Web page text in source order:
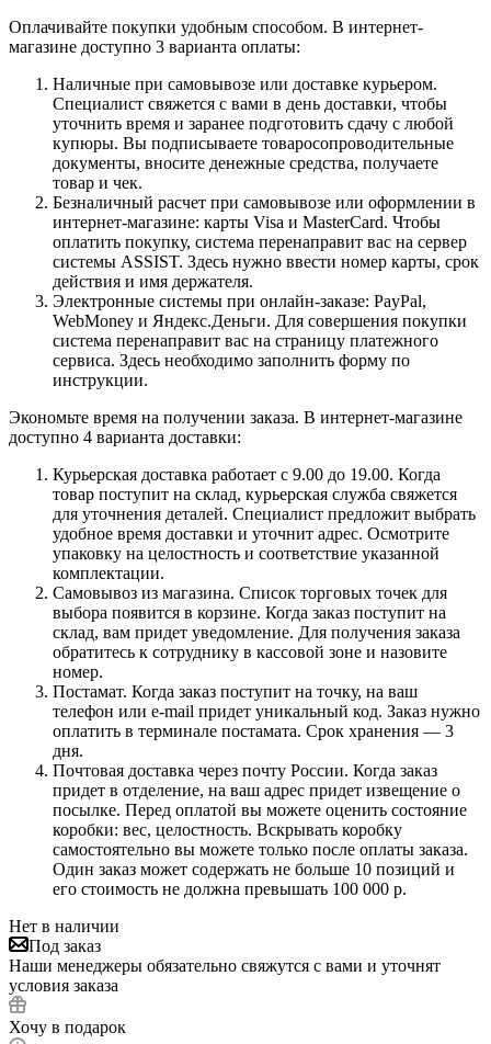
Оплачивайте покупки удобным способом. В интернет-
магазине доступно 3 варианта оплаты:
Наличные при самовывозе или доставке курьером.
Специалист свяжется с вами в день доставки, чтобы
уточнить время и заранее подготовить сдачу с любой
купюры. Вы подписываете товаросопроводительные
документы, вносите денежные средства, получаете
товар и чек.
Безналичный расчет при самовывозе или оформлении в
интернет-магазине: карты Visa и MasterCard. Чтобы
оплатить покупку, система перенаправит вас на сервер
системы ASSIST. Здесь нужно ввести номер карты, срок
действия и имя держателя.
Электронные системы при онлайн-заказе: PayPal,
WebMoney и Яндекс.Деньги. Для совершения покупки
система перенаправит вас на страницу платежного
сервиса. Здесь необходимо заполнить форму по
инструкции.
Экономьте время на получении заказа. В интернет-магазине
доступно 4 варианта доставки:
Курьерская доставка работает с 9.00 до 19.00. Когда
товар поступит на склад, курьерская служба свяжется
для уточнения деталей. Специалист предложит выбрать
удобное время доставки и уточнит адрес. Осмотрите
упаковку на целостность и соответствие указанной
комплектации.
Самовывоз из магазина. Список торговых точек для
выбора появится в корзине. Когда заказ поступит на
склад, вам придет уведомление. Для получения заказа
обратитесь к сотруднику в кассовой зоне и назовите
номер.
Постамат. Когда заказ поступит на точку, на ваш
телефон или e-mail придет уникальный код. Заказ нужно
оплатить в терминале постамата. Срок хранения — 3
дня.
Почтовая доставка через почту России. Когда заказ
придет в отделение, на ваш адрес придет извещение о
посылке. Перед оплатой вы можете оценить состояние
коробки: вес, целостность. Вскрывать коробку
самостоятельно вы можете только после оплаты заказа.
Один заказ может содержать не больше 10 позиций и
его стоимость не должна превышать 100 000 р.
Нет в наличии
Под заказ
Наши менеджеры обязательно свяжутся с вами и уточнят
условия заказа
Хочу в подарок